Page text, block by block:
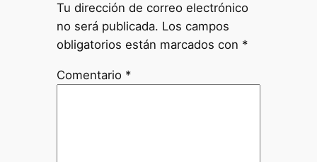
Tu dirección de correo electrónico
no será publicada. Los campos
obligatorios están marcados con *
Comentario *